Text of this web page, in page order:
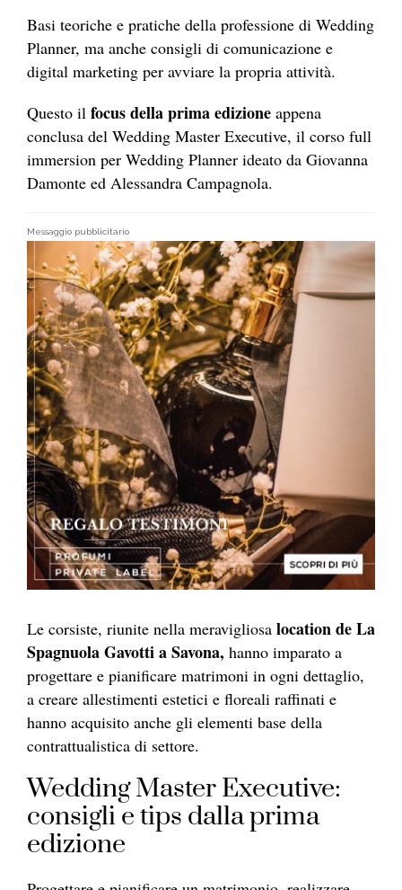
Basi teoriche e pratiche della professione di Wedding
Planner, ma anche consigli di comunicazione e
digital marketing per avviare la propria attività.
Questo il focus della prima edizione appena
conclusa del Wedding Master Executive, il corso full
immersion per Wedding Planner ideato da Giovanna
Damonte ed Alessandra Campagnola.
Messaggio pubblicitario
Le corsiste, riunite nella meravigliosa location de La
Spagnuola Gavotti a Savona, hanno imparato a
progettare e pianificare matrimoni in ogni dettaglio,
a creare allestimenti estetici e floreali raffinati e
hanno acquisito anche gli elementi base della
contrattualistica di settore.
Wedding Master Executive:
consigli e tips dalla prima
edizione